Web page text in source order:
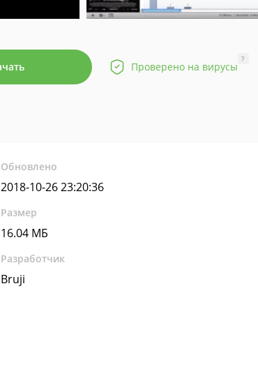
Проверено на вирусы
?
Обновлено
2018-10-26 23:20:36
Размер
16.04 МБ
Разработчик
Bruji